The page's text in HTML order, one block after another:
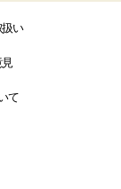
い
て